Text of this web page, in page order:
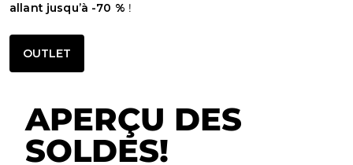
allant jusqu’à -70 % !
OUTLET
APERÇU DES
SOLDES!